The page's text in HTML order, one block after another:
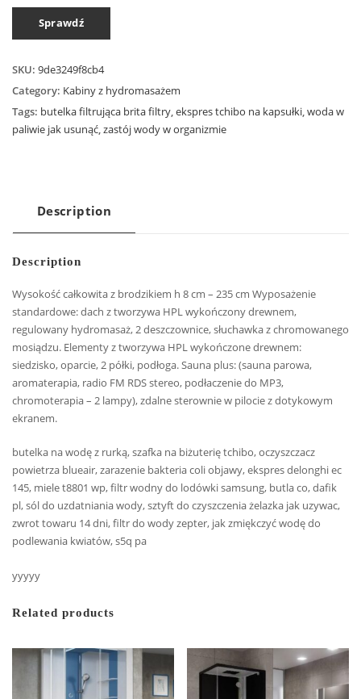
Sprawdź
SKU: 9de3249f8cb4
Category: Kabiny z hydromasażem
Tags: butelka filtrująca brita filtry,ekspres tchibo na kapsułki,woda w
paliwie jak usunąć,zastój wody w organizmie
Description
Description
Wysokość całkowita z brodzikiem h 8 cm – 235 cm Wyposażenie
standardowe: dach z tworzywa HPL wykończony drewnem,
regulowany hydromasaż, 2 deszczownice, słuchawka z chromowanego
mosiądzu. Elementy z tworzywa HPL wykończone drewnem:
siedzisko, oparcie, 2 półki, podłoga. Sauna plus: (sauna parowa,
aromaterapia, radio FM RDS stereo, podłaczenie do MP3,
chromoterapia – 2 lampy), zdalne sterownie w pilocie z dotykowym
ekranem.
butelka na wodę z rurką, szafka na biżuterię tchibo, oczyszczacz
powietrza blueair, zarazenie bakteria coli objawy, ekspres delonghi ec
145, miele t8801 wp, filtr wodny do lodówki samsung, butla co, dafik
pl, sól do uzdatniania wody, sztyft do czyszczenia żelazka jak uzywac,
zwrot towaru 14 dni, filtr do wody zepter, jak zmiękczyć wodę do
podlewania kwiatów, s5q pa
yyyyy
Related products